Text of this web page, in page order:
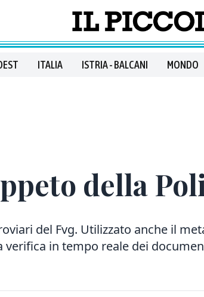
ITALIA ISTRIA - BALCANI MONDO
della
del Fvg. Utilizzato anche il
in tempo reale dei